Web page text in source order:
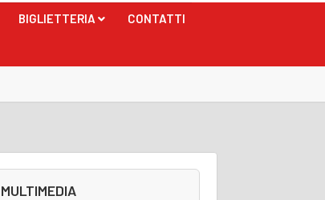
BIGLIETTERIA CONTATTI
MULTIMEDIA